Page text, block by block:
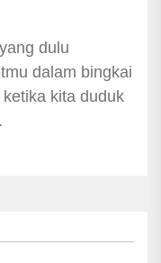
dulu
dalam bingkai
kita duduk